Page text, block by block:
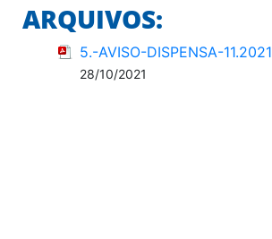
ARQUIVOS:
5.-AVISO-DISPENSA-11.2021
28/10/2021